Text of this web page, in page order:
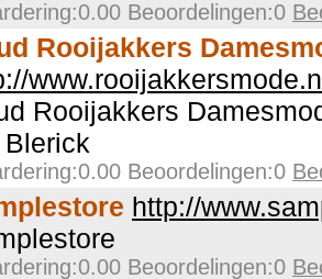
Beoordelingen:0
Rooijakkers
Rooijakkers
Blerick
Beoordelingen:0
http://
Beoordelingen:0